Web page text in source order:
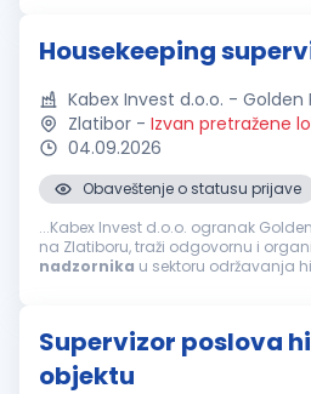
Housekeeping
Kabex Invest d.o.o. - Golden
Zlatibor - Izvan pretražene
04.09.2026
Obaveštenje o statusu prijave
...Kabex Invest d.o.o. ogranak
na Zlatiboru, traži odgovornu i
nadzornika u sektoru održavanja
Supervizor poslova
objektu